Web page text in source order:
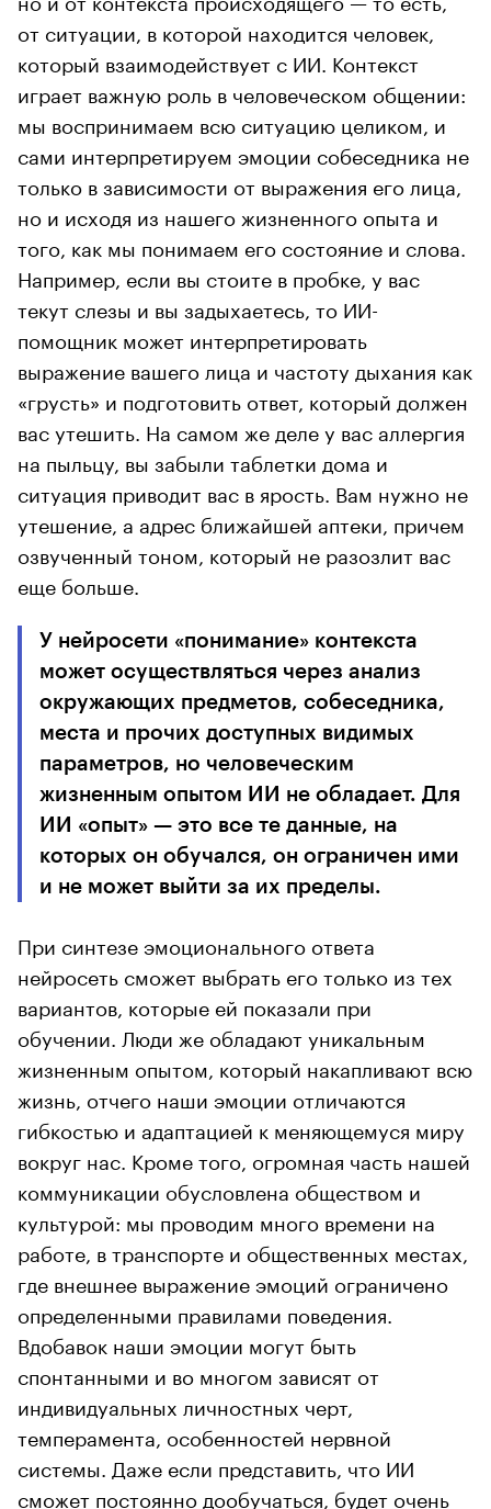
от ситуации, в которой находится человек,
который взаимодействует с ИИ. Контекст
играет важную роль в человеческом общении:
мы воспринимаем всю ситуацию целиком, и
сами интерпретируем эмоции собеседника не
только в зависимости от выражения его лица,
но и исходя из нашего жизненного опыта и
того, как мы понимаем его состояние и слова.
Например, если вы стоите в пробке, у вас
текут слезы и вы задыхаетесь, то ИИ-
помощник может интерпретировать
выражение вашего лица и частоту дыхания как
«грусть» и подготовить ответ, который должен
вас утешить. На самом же деле у вас аллергия
на пыльцу, вы забыли таблетки дома и
ситуация приводит вас в ярость. Вам нужно не
утешение, а адрес ближайшей аптеки, причем
озвученный тоном, который не разозлит вас
еще больше.
У нейросети «понимание» контекста
может осуществляться через анализ
окружающих предметов, собеседника,
места и прочих доступных видимых
параметров, но человеческим
жизненным опытом ИИ не обладает. Для
ИИ «опыт» — это все те данные, на
которых он обучался, он ограничен ими
и не может выйти за их пределы.
При синтезе эмоционального ответа
нейросеть сможет выбрать его только из тех
вариантов, которые ей показали при
обучении. Люди же обладают уникальным
жизненным опытом, который накапливают всю
жизнь, отчего наши эмоции отличаются
гибкостью и адаптацией к меняющемуся миру
вокруг нас. Кроме того, огромная часть нашей
коммуникации обусловлена обществом и
культурой: мы проводим много времени на
работе, в транспорте и общественных местах,
где внешнее выражение эмоций ограничено
определенными правилами поведения.
Вдобавок наши эмоции могут быть
спонтанными и во многом зависят от
индивидуальных личностных черт,
темперамента, особенностей нервной
системы. Даже если представить, что ИИ
сможет постоянно дообучаться, будет очень